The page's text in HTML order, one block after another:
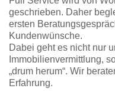
geschrieben. Daher
ersten
Kundenwünsche.
Dabei geht es nicht nur
Immobilienvermittlung,
„drum herum“. Wir
Erfahrung.